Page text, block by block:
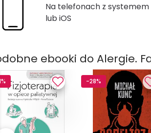
Na telefonach z systemem
lub iOS
ebooki do Alergie.
-28%